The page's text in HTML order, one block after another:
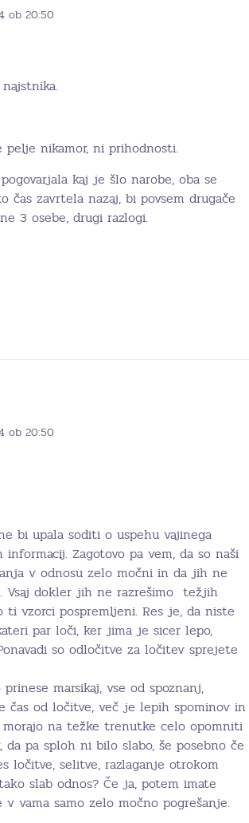
ob 20:50
nikamor, ni prihodnosti.
kaj je šlo narobe, oba se
čas zavrtela nazaj, bi povsem drugače
3 osebe, drugi razlogi.
ob 20:50
bi upala soditi o uspehu vajinega
Zagotovo pa vem, da so naši
v odnosu zelo močni in da jih ne
Vsaj dokler jih ne razrešimo težjih
vzorci pospremljeni. Res je, da niste
par loči, ker jima je sicer lepo,
so odločitve za ločitev sprejete
marsikaj, vse od spoznanj,
čas od ločitve, več je lepih spominov in
na težke trenutke celo opomniti
pa sploh ni bilo slabo, še posebno če
ločitve, selitve, razlaganje otrokom
slab odnos? Če ja, potem imate
vama samo zelo močno pogrešanje.